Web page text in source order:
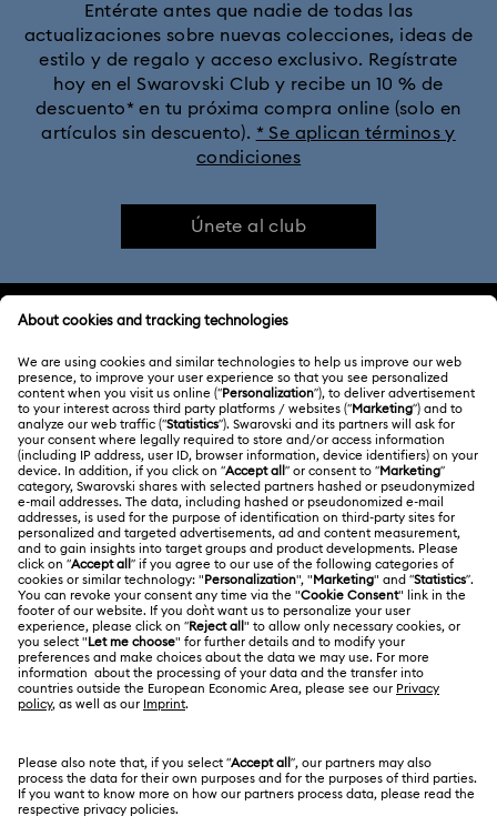
Entérate antes que nadie de todas las
actualizaciones sobre nuevas colecciones, ideas de
estilo y de regalo y acceso exclusivo. Regístrate
hoy en el Swarovski Club y recibe un 10 % de
descuento* en tu próxima compra online (solo en
artículos sin descuento). * Se aplican términos y
condiciones
Únete al club
ATENCIÓN AL CLIENTE
Información general del servicio al cliente
Saldo de la tarjeta regalo
Estado de la reparación
Contacto
Guía de tamaños
Buscador de tiendas
ACERCA DE NOSOTROS
Acerca de Swarovski
Trabaja con nosotros
Alumni Community
Para profesionales
Mapa Web
Kristallwelten
CONDICIONES LEGALES
Condiciones De Uso
Terminos & Condiciones
Política De Privacidad
Pie De Imprenta
Otros países/regiones
English
Deutsch Español Français